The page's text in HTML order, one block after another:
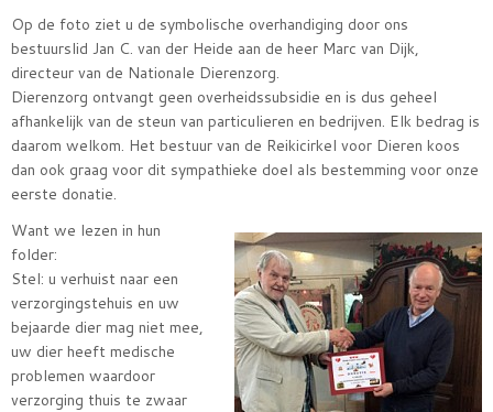
Op de foto ziet u de symbolische overhandiging door ons
bestuurslid Jan C. van der Heide aan de heer Marc van Dijk,
directeur van de Nationale Dierenzorg.
Dierenzorg ontvangt geen overheidssubsidie en is dus geheel
afhankelijk van de steun van particulieren en bedrijven. Elk bedrag is
daarom welkom. Het bestuur van de Reikicirkel voor Dieren koos
dan ook graag voor dit sympathieke doel als bestemming voor onze
eerste donatie.
Want we lezen in hun
folder:
Stel: u verhuist naar een
verzorgingstehuis en uw
bejaarde dier mag niet mee,
uw dier heeft medische
problemen waardoor
verzorging thuis te zwaar